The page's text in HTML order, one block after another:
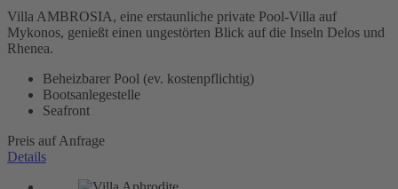
Villa AMBROSIA, eine erstaunliche private Pool-Villa auf
Mykonos, genießt einen ungestörten Blick auf die Inseln Delos und
Rhenea.
Beheizbarer Pool (ev. kostenpflichtig)
Bootsanlegestelle
Seafront
Preis auf Anfrage
Details